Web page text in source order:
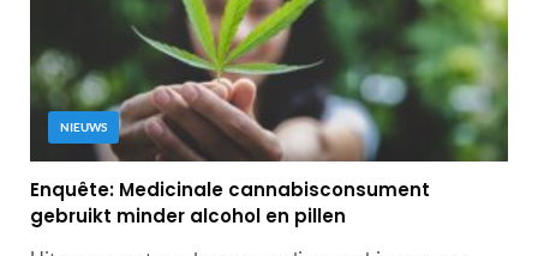
NIEUWS
Enquête: Medicinale cannabisconsument
gebruikt minder alcohol en pillen